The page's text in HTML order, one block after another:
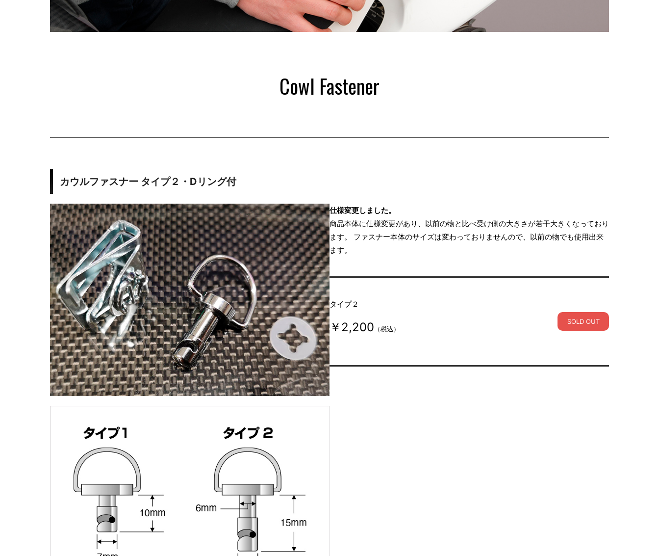
Cowl Fastener
カウルファスナー タイプ２・Dリング付
仕様変更しました。
商品本体に仕様変更があり、以前の物と比べ受け側の大きさが若干大きくなっており
ます。 ファスナー本体のサイズは変わっておりませんので、以前の物でも使用出来
ます。
タイプ２
￥2,200 （税込）
SOLD OUT